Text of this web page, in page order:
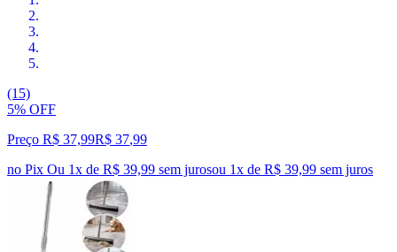
(15)
5% OFF
Preço R$ 37,99R$ 37,99
no Pix Ou 1x de R$ 39,99 sem jurosou 1x de R$ 39,99 sem juros